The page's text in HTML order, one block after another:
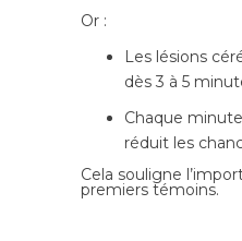
Or :
Les lésions
dès 3 à 5
Chaque
réduit les
Cela souligne
premiers témoins.